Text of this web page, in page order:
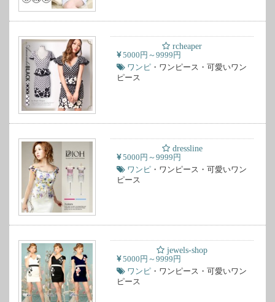
rcheaper
5000円～9999円
ワンピ ・ワンピース・可愛いワン
ピース
dressline
5000円～9999円
ワンピ ・ワンピース・可愛いワン
ピース
jewels-shop
5000円～9999円
ワンピ ・ワンピース・可愛いワン
ピース